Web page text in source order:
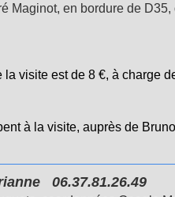
Maginot, en bordure de
visite est de 8 €, à charge
à la visite, auprès de Bruno